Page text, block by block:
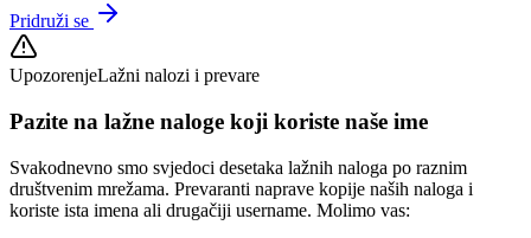
Pridruži se
UpozorenjeLažni nalozi i prevare
Pazite na lažne naloge koji koriste naše ime
Svakodnevno smo svjedoci desetaka lažnih naloga po raznim
društvenim mrežama. Prevaranti naprave kopije naših naloga i
koriste ista imena ali drugačiji username. Molimo vas: